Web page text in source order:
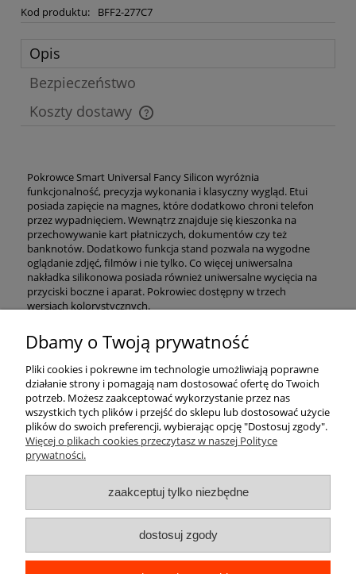
Kod produktu:
BFF2-277C7
Opis
Bezpieczeństwo
Koszty dostawy
Cena nie zawiera ewentualnych kosztów płatności
Pokrowce Smart Universal Fancy Silicon wyróżnia
funkcjonalność, precyzja wykonania i klasyczny wygląd. Etui
posiada zapięcie na magnes, które dodatkowo chroni telefon
przez wypadnięciem. Wewnątrz znajduje się kieszonka na
przechowywanie kart płatniczych, dokumentów czy też
banknotów. Dodatkowo funkcja stand pozwala na wygodne
oglądanie zdjęć, filmów i nie tylko. Co więcej uniwersalna
nakładka silikonowa posiada również uniwersalne wycięcia na
przyciski boczne i aparat. Pokrowiec dostępny w trzech
wersjach kolorystycznych.
Pomoc
Moje konto
Płatności i dostawa
O nas
Dbamy o Twoją prywatność
Pliki cookies i pokrewne im technologie umożliwiają poprawne
działanie strony i pomagają nam dostosować ofertę do Twoich
potrzeb. Możesz zaakceptować wykorzystanie przez nas
wszystkich tych plików i przejść do sklepu lub dostosować użycie
plików do swoich preferencji, wybierając opcję "Dostosuj zgody".
Więcej o plikach cookies przeczytasz w naszej Polityce
prywatności.
zaakceptuj tylko niezbędne
dostosuj zgody